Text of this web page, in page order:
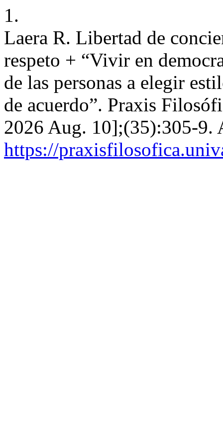
1.
Laera R. Libertad de
respeto + “Vivir en
de las personas a elegir
de acuerdo”. Praxis
2026 Aug. 10];(35):305-9.
https://